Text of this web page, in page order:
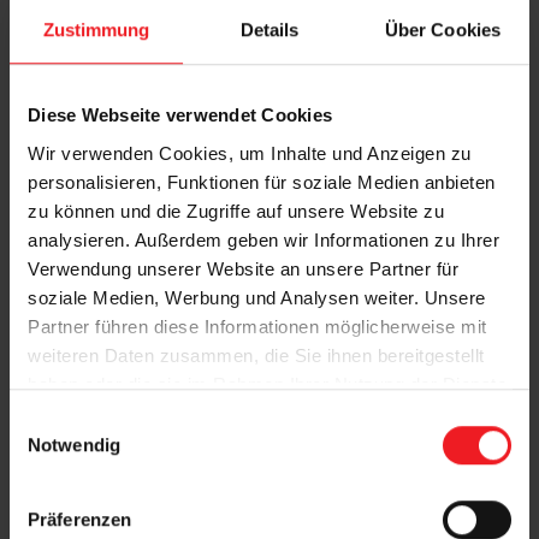
Zustimmung Details Über Cookies
Diese Webseite verwendet Cookies
Wir verwenden Cookies, um Inhalte und Anzeigen zu
personalisieren, Funktionen für soziale Medien anbieten
zu können und die Zugriffe auf unsere Website zu
analysieren. Außerdem geben wir Informationen zu Ihrer
Verwendung unserer Website an unsere Partner für
soziale Medien, Werbung und Analysen weiter. Unsere
Partner führen diese Informationen möglicherweise mit
weiteren Daten zusammen, die Sie ihnen bereitgestellt
haben oder die sie im Rahmen Ihrer Nutzung der Dienste
Notwendig
Präferenzen